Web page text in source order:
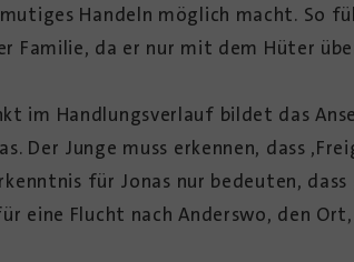
Handeln möglich macht. So
Familie, da er nur mit dem Hüter
im Handlungsverlauf bildet das
Der Junge muss erkennen, dass
für Jonas nur bedeuten,
eine Flucht nach Anderswo, den